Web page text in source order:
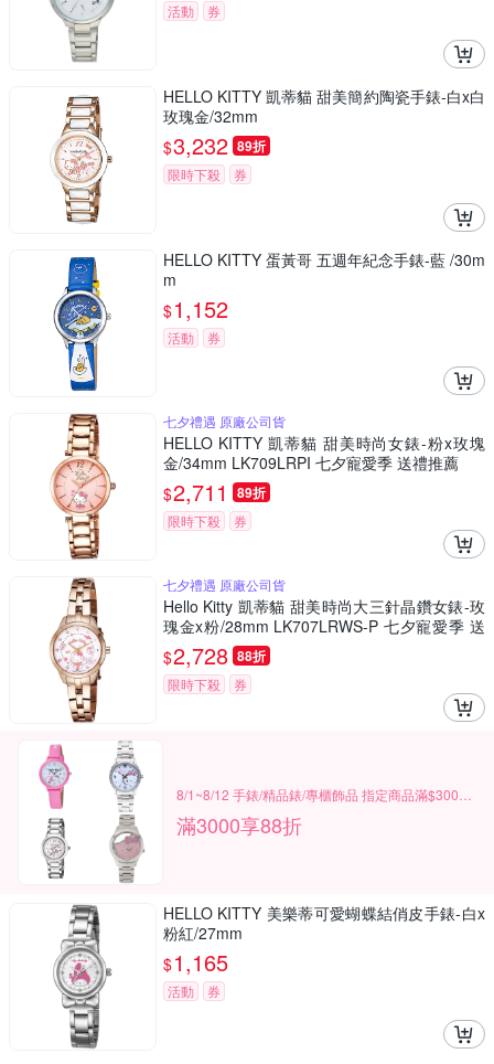
活動 券
HELLO KITTY 凱蒂貓 甜美簡約陶瓷手錶-白x白
玫瑰金/32mm
$3,232 89折
限時下殺 券
HELLO KITTY 蛋黃哥 五週年紀念手錶-藍 /30m
m
$1,152
活動 券
七夕禮遇 原廠公司貨
HELLO KITTY 凱蒂貓 甜美時尚女錶-粉x玫塊
金/34mm LK709LRPI 七夕寵愛季 送禮推薦
$2,711 89折
限時下殺 券
七夕禮遇 原廠公司貨
Hello Kitty 凱蒂貓 甜美時尚大三針晶鑽女錶-玫
瑰金x粉/28mm LK707LRWS-P 七夕寵愛季 送
禮推薦
$2,728 88折
限時下殺 券
滿3000享88折
HELLO KITTY 美樂蒂可愛蝴蝶結俏皮手錶-白x
粉紅/27mm
$1,165
活動 券